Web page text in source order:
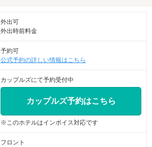
外出可
外出時前料金
予約可
公式予約の詳しい情報はこちら
カップルズにて予約受付中
カップルズ予約はこちら
※このホテルはインボイス対応です
フロント